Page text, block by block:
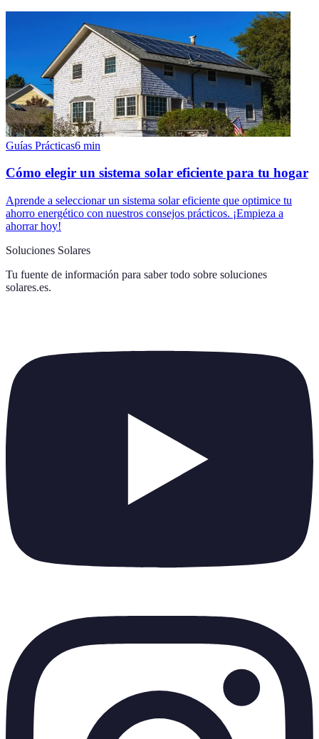
Guías Prácticas6 min
Cómo elegir un sistema solar eficiente para tu hogar
Aprende a seleccionar un sistema solar eficiente que optimice tu
ahorro energético con nuestros consejos prácticos. ¡Empieza a
ahorrar hoy!
Soluciones Solares
Tu fuente de información para saber todo sobre soluciones
solares.es.